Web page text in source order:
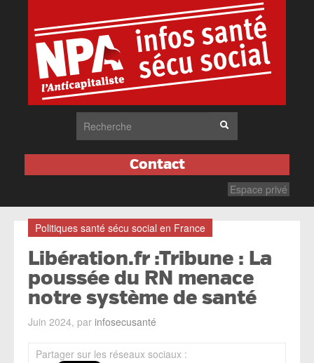
Contact
Espace privé
Politiques santé sécu social en France
Libération.fr :Tribune : La
poussée du RN menace
notre système de santé
Juin 2024, par infosecusanté
Partager sur les réseaux sociaux :